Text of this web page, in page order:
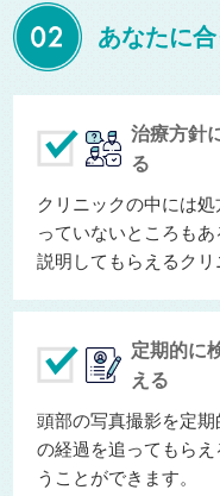
あなたに
治療方針
る
クリニックの中には
っていないところも
説明してもらえるクリ
定期的に
える
頭部の写真撮影を定
の経過を追ってもら
うことができます。